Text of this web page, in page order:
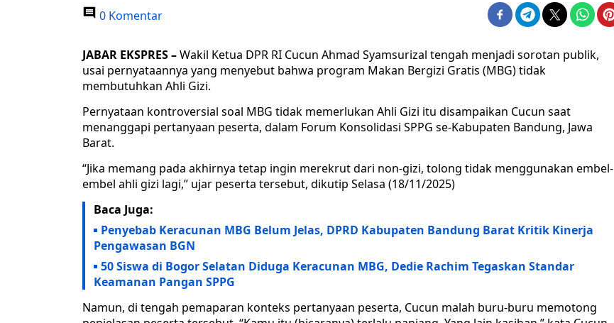
0 Komentar
JABAR EKSPRES –Wakil Ketua DPR RI Cucun Ahmad Syamsurizal tengah menjadi sorotan publik,
usai pernyataannya yang menyebut bahwa program Makan Bergizi Gratis (MBG) tidak
membutuhkan Ahli Gizi.
Pernyataan kontroversial soal MBG tidak memerlukan Ahli Gizi itu disampaikan Cucun saat
menanggapi pertanyaan peserta, dalam Forum Konsolidasi SPPG se-Kabupaten Bandung, Jawa
Barat.
“Jika memang pada akhirnya tetap ingin merekrut dari non-gizi, tolong tidak menggunakan embel-
embel ahli gizi lagi,” ujar peserta tersebut, dikutip Selasa (18/11/2025)
Baca Juga:
Penyebab Keracunan MBG Belum Jelas, DPRD Kabupaten Bandung Barat Kritik Kinerja
Pengawasan BGN
50 Siswa di Bogor Selatan Diduga Keracunan MBG, Dedie Rachim Tegaskan Standar
Keamanan Pangan SPPG
Namun, di tengah pemaparan konteks pertanyaan peserta, Cucun malah buru-buru memotong